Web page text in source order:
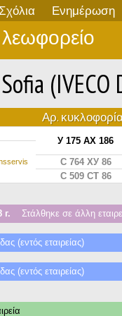
Ενημέρωση
Αρ.
У 175 АХ 186
С 764 ХУ 86
С 509 СТ 86
г. Στάλθηκε σε άλλη
(εντός εταιρείας)
(εντός εταιρείας)